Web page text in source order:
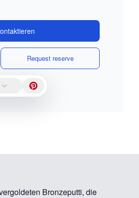
Request reserve
Bronzeputti, die